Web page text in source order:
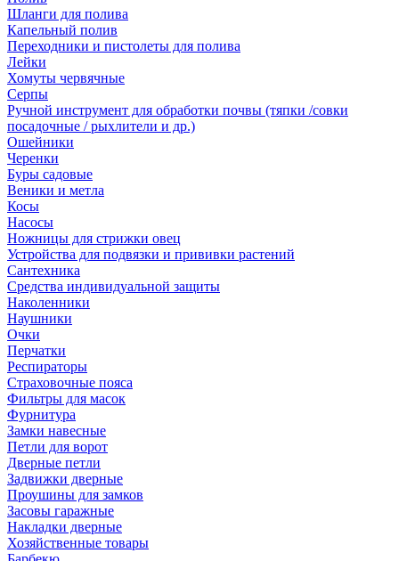
Шланги для полива
Капельный полив
Переходники и пистолеты для полива
Лейки
Хомуты червячные
Серпы
Ручной инструмент для обработки почвы (тяпки /совки
посадочные / рыхлители и др.)
Ошейники
Черенки
Буры садовые
Веники и метла
Косы
Насосы
Ножницы для стрижки овец
Устройства для подвязки и прививки растений
Сантехника
Средства индивидуальной защиты
Наколенники
Наушники
Очки
Перчатки
Респираторы
Страховочные пояса
Фильтры для масок
Фурнитура
Замки навесные
Петли для ворот
Дверные петли
Задвижки дверные
Проушины для замков
Засовы гаражные
Накладки дверные
Хозяйственные товары